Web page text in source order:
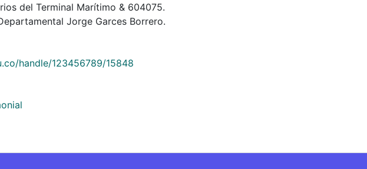
del Terminal Marítimo & 604075.
Jorge Garces Borrero.
handle/123456789/15848